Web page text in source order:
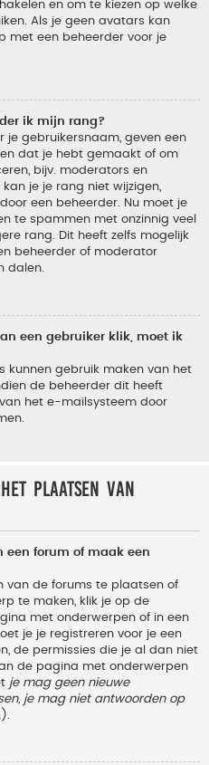
en om te kiezen op welke
Als je geen avatars kan
met een beheerder voor je
ik mijn rang?
je gebruikersnaam, geven een
dat je hebt gemaakt of om
bijv. moderators en
je je rang niet wijzigen,
een beheerder. Nu moet je
te spammen met onzinnig veel
rang. Dit heeft zelfs mogelijk
beheerder of moderator
dalen.
een gebruiker klik, moet ik
kunnen gebruik maken van het
de beheerder dit heeft
het e-mailsysteem door
plaatsen van
een forum of maak een
van de forums te plaatsen of
te maken, klik je op de
met onderwerpen of in een
je je registreren voor je een
de permissies die je al dan niet
de pagina met onderwerpen
je mag geen nieuwe
je mag niet antwoorden op
).